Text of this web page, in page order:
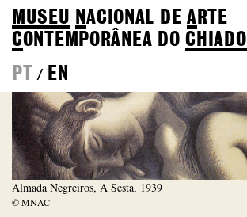
MUSEU NACIONAL DEA RTE
CONTEMPORÂNEA DOCHIADO
PT
/ EN
Almada Negreiros, A Sesta, 1939
© MNAC